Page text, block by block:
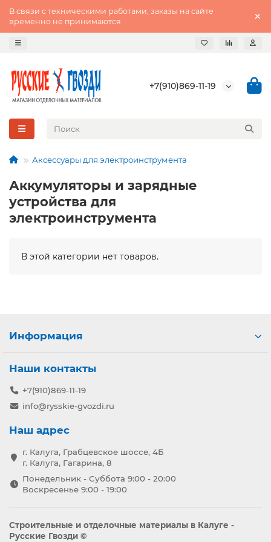
В связи с техническими работами, заказы на сайте
временно не принимаются
+7(910)869-11-19
Аксессуары для электроинструмента
Аккумуляторы и зарядные
устройства для
электроинструмента
В этой категории нет товаров.
Информация
Наши контакты
+7(910)869-11-19
info@rysskie-gvozdi.ru
Наш адрес
г. Калуга, Грабцевское шоссе, 4Б
г. Калуга, Гагарина, 8
Понедельник - Суббота 9:00 - 20:00
Воскресенье 9:00 - 19:00
Строительные и отделочные материалы в Калуге -
Русские Гвозди ©